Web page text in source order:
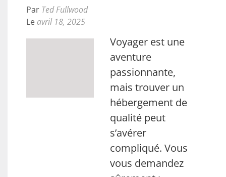
Par Ted Fullwood
Le avril 18, 2025
Voyager est une
aventure
passionnante,
mais trouver un
hébergement de
qualité peut
s’avérer
compliqué. Vous
vous demandez